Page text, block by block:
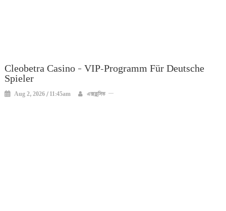
Cleobetra Casino – VIP-Programm Für Deutsche
Spieler
Aug 2, 2026 / 11:45am এক্সক্লুসিভ